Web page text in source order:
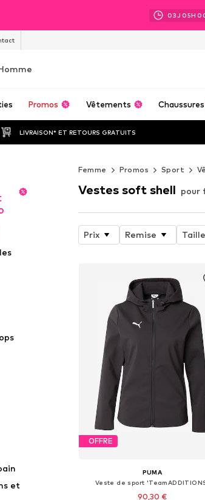
03J 05H
Promos Vêtements Chaussures
LIVRAISON* ET RETOURS GRATUITS
et
Femme Promos Sport
Vestes soft shell pour
Prix Remise Taille
OFFRE
PUMA
Veste de sport
90,30 €